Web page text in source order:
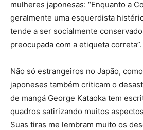
mulheres japonesas: “Enquanto a
geralmente uma esquerdista
tende a ser socialmente
preocupada com a etiqueta correta”.
Não só estrangeiros no Japão,
japoneses também criticam o
de mangá George Kataoka tem
quadros satirizando muitos
Suas tiras me lembram muito os